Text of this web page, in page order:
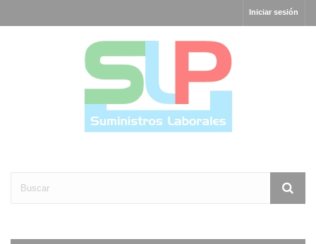
Iniciar sesión